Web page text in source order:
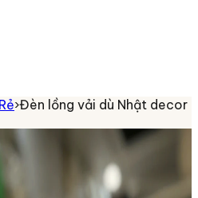
›Đèn lồng vải dù Nhật decor